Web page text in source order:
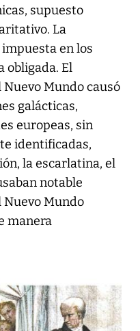
supuesto
La
en los
obligada. El
Mundo causó
galácticas,
europeas, sin
identificadas,
la escarlatina, el
notable
Mundo
manera